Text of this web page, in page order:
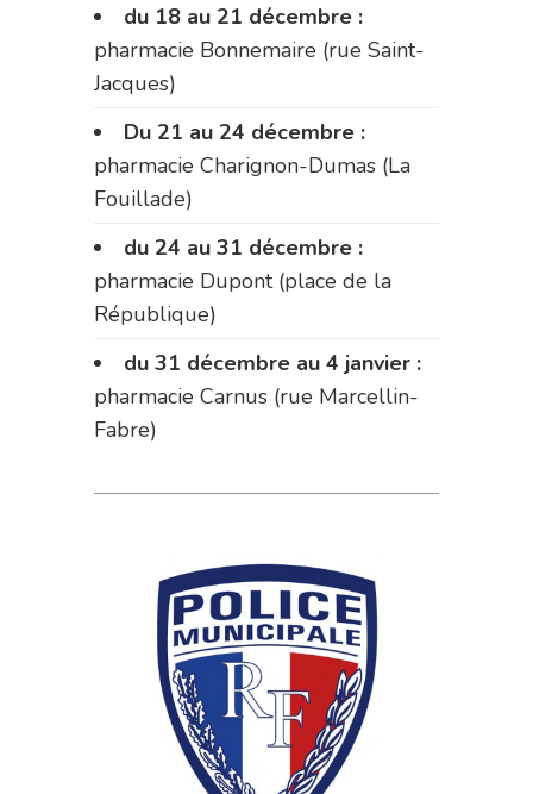
du 18 au 21 décembre :
pharmacie Bonnemaire (rue Saint-
Jacques)
Du 21 au 24 décembre :
pharmacie Charignon-Dumas (La
Fouillade)
du 24 au 31 décembre :
pharmacie Dupont (place de la
République)
du 31 décembre au 4 janvier :
pharmacie Carnus (rue Marcellin-
Fabre)